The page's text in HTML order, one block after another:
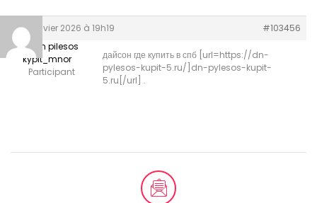
29 janvier 2026 à 19h19
#103456
Daison pilesos
kypit_mnor
Participant
дайсон где купить в спб [url=https://dn-
pylesos-kupit-5.ru/]dn-pylesos-kupit-
5.ru[/url] .